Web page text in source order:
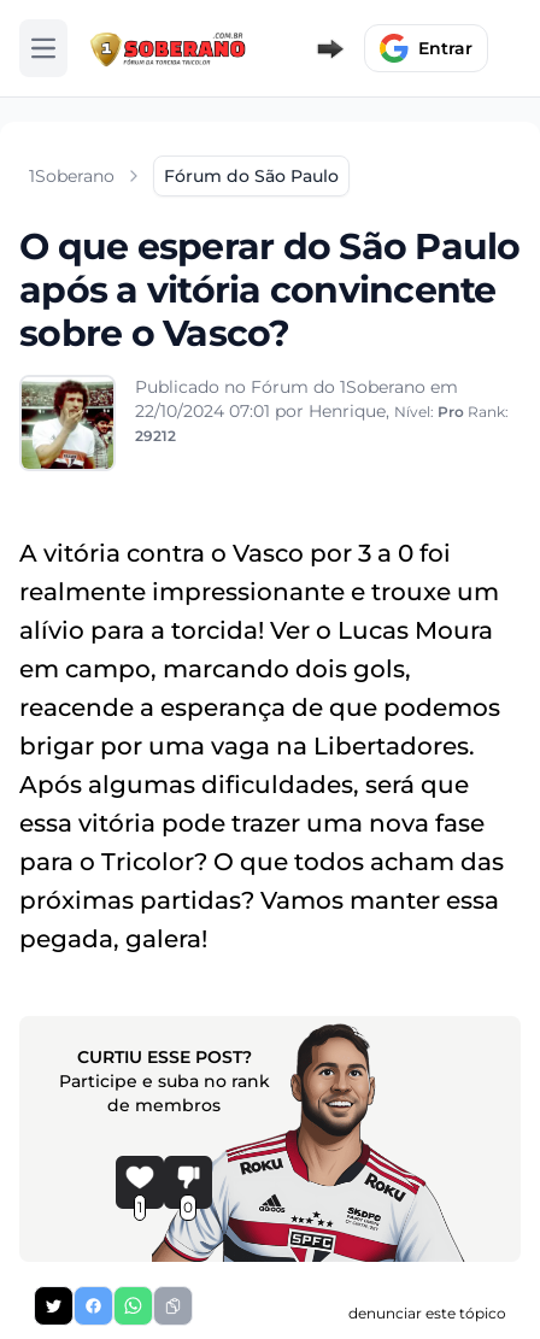
Abrir menu Entrar
1Soberano Fórum do São Paulo
O que esperar do São Paulo
após a vitória convincente
sobre o Vasco?
Publicado no Fórum do 1Soberano em
22/10/2024 07:01 por Henrique, Nível: Pro Rank:
29212
A vitória contra o Vasco por 3 a 0 foi
realmente impressionante e trouxe um
alívio para a torcida! Ver o Lucas Moura
em campo, marcando dois gols,
reacende a esperança de que podemos
brigar por uma vaga na Libertadores.
Após algumas dificuldades, será que
essa vitória pode trazer uma nova fase
para o Tricolor? O que todos acham das
próximas partidas? Vamos manter essa
pegada, galera!
CURTIU ESSE POST?
Participe e suba no rank
de membros
1 0
denunciar este tópico